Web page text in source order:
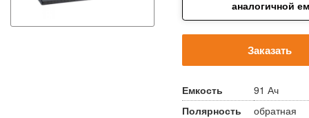
аналогичной
Заказать
Емкость
91 Ач
Полярность
обратная